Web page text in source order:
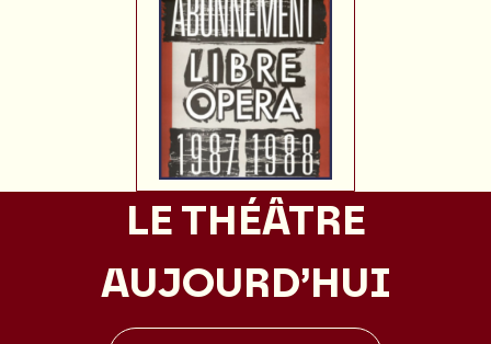
LE THÉÂTRE
AUJOURD’HUI